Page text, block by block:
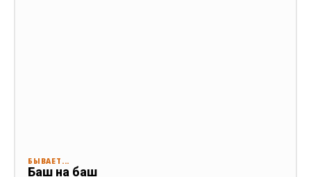
БЫВАЕТ...
Баш на баш